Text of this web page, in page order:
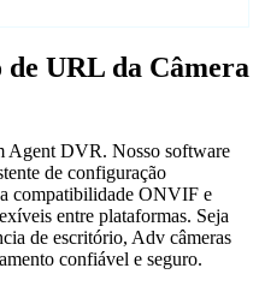
URL da Câmera
Agent DVR. Nosso software
de configuração
compatibilidade ONVIF e
entre plataformas. Seja
de escritório, Adv câmeras
confiável e seguro.